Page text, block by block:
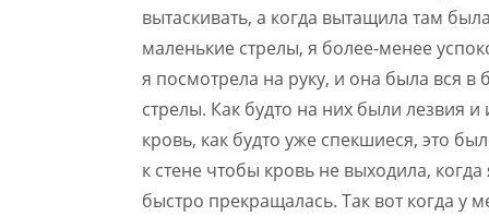
вытаскивать, а когда вытащила там
маленькие стрелы, я более-менее
я посмотрела на руку, и она была вся в
стрелы. Как будто на них были лезвия
кровь, как будто уже спекшиеся, это
к стене чтобы кровь не выходила,
быстро прекращалась. Так вот когда у